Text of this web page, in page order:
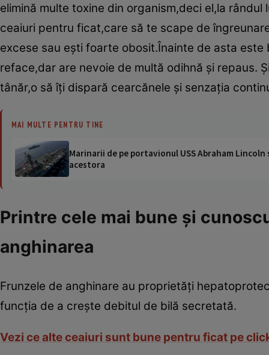
elimină multe toxine din organism,deci el,la
ceaiuri pentru ficat,care să te scape de
excese sau eşti foarte obosit.Înainte de asta
reface,dar are nevoie de multă odihnă şi repaus.
tânăr,o să îţi dispară cearcănele şi senzaţia
MAI MULTE PENTRU TINE
Marinarii de pe portavionul USS Abraham
acestora
Printre cele mai bune şi
anghinarea
Frunzele de anghinare au proprietăţi
funcţia de a creşte debitul de bilă secretată.
Vezi ce alte ceaiuri sunt bune pentru ficat pe